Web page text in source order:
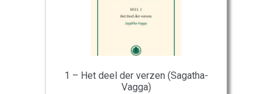
1 – Het deel der verzen (Sagatha-
Vagga)